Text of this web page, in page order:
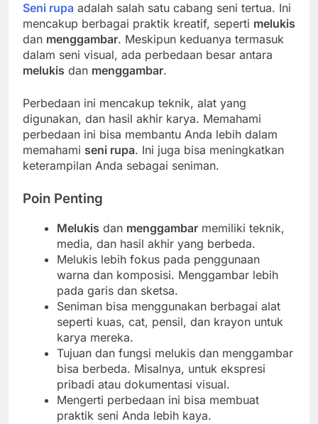
Seni rupa adalah salah satu cabang seni tertua. Ini
mencakup berbagai praktik kreatif, seperti melukis
dan menggambar. Meskipun keduanya termasuk
dalam seni visual, ada perbedaan besar antara
melukis dan menggambar.
Perbedaan ini mencakup teknik, alat yang
digunakan, dan hasil akhir karya. Memahami
perbedaan ini bisa membantu Anda lebih dalam
memahami seni rupa. Ini juga bisa meningkatkan
keterampilan Anda sebagai seniman.
Poin Penting
Melukis dan menggambar memiliki teknik,
media, dan hasil akhir yang berbeda.
Melukis lebih fokus pada penggunaan
warna dan komposisi. Menggambar lebih
pada garis dan sketsa.
Seniman bisa menggunakan berbagai alat
seperti kuas, cat, pensil, dan krayon untuk
karya mereka.
Tujuan dan fungsi melukis dan menggambar
bisa berbeda. Misalnya, untuk ekspresi
pribadi atau dokumentasi visual.
Mengerti perbedaan ini bisa membuat
praktik seni Anda lebih kaya.